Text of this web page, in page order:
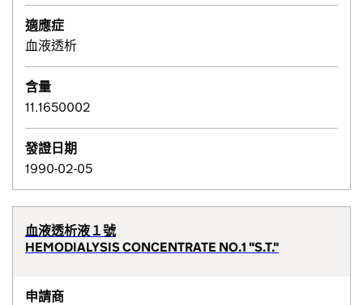
適應症
血液透析
含量
11.1650002
發證日期
1990-02-05
血液透析液１號
HEMODIALYSIS CONCENTRATE NO.1 "S.T."
申請商